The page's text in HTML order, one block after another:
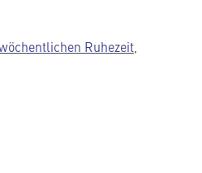
Ruhezeit,